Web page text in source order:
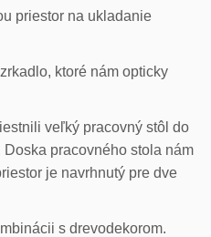
priestor na ukladanie
ktoré nám opticky
veľký pracovný stôl do
pracovného stola nám
je navrhnutý pre dve
s drevodekorom.